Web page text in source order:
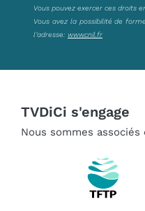
Vous pouvez exercer ces droits
Vous avez la possibilité de
l’adresse: www.cnil.fr
TVDiCi s'engage
Nous sommes associés